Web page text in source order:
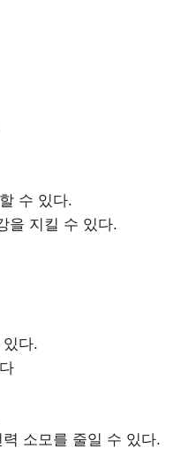
수 있다.
을 지킬 수 있다.
다.
소모를 줄일 수 있다.